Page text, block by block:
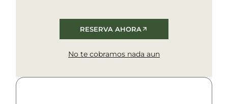
RESERVA AHORA
No te cobramos nada aun